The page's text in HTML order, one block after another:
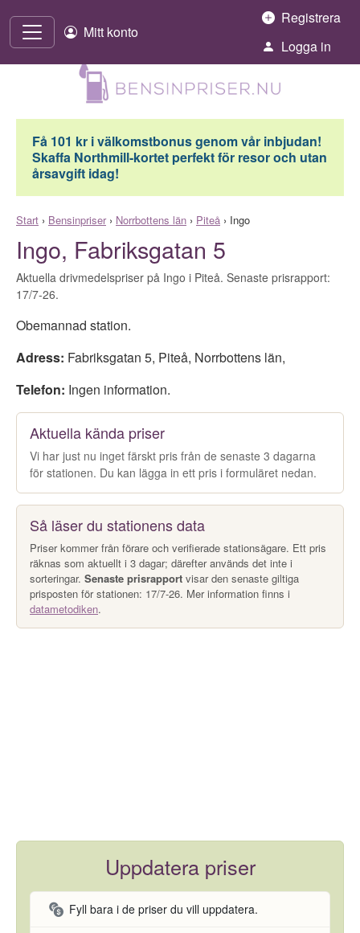
Mitt konto
Registrera
Logga in
Få 101 kr i välkomstbonus genom vår inbjudan!
Skaffa Northmill-kortet perfekt för resor och utan
årsavgift idag!
Start › Bensinpriser› Norrbottens län › Piteå › Ingo
Ingo, Fabriksgatan 5
Aktuella drivmedelspriser på Ingo i Piteå. Senaste prisrapport:
17/7-26.
Obemannad station.
Adress: Fabriksgatan 5, Piteå, Norrbottens län,
Telefon: Ingen information.
Aktuella kända priser
Vi har just nu inget färskt pris från de senaste 3 dagarna
för stationen. Du kan lägga in ett pris i formuläret nedan.
Så läser du stationens data
Priser kommer från förare och verifierade stationsägare. Ett pris
räknas som aktuellt i 3 dagar; därefter används det inte i
sorteringar. Senaste prisrapport visar den senaste giltiga
prisposten för stationen: 17/7-26. Mer information finns i
datametodiken.
Uppdatera priser
Fyll bara i de priser du vill uppdatera.